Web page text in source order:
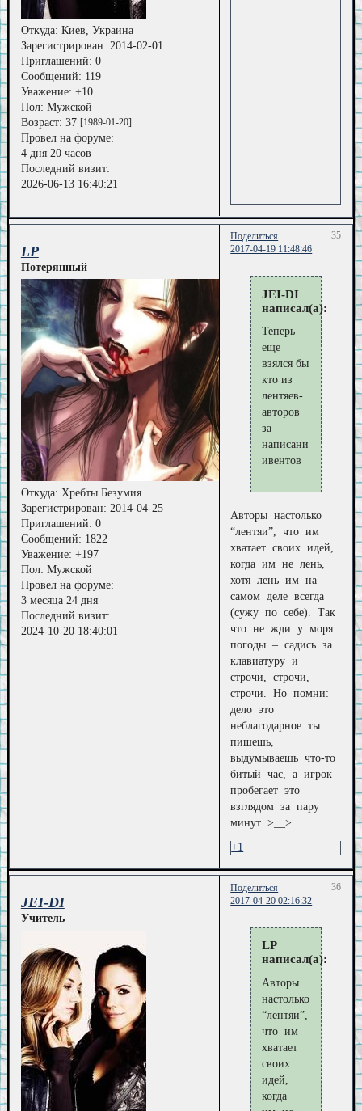
Откуда: Киев, Украина
Зарегистрирован: 2014-02-01
Приглашений: 0
Сообщений: 119
Уважение: +10
Пол: Мужской
Возраст: 37 [1989-01-20]
Провел на форуме:
4 дня 20 часов
Последний визит:
2026-06-13 16:40:21
Поделиться
35
2017-04-19 11:48:46
LP
Потерянный
Откуда: Хребты Безумия
Зарегистрирован: 2014-04-25
Приглашений: 0
Сообщений: 1822
Уважение: +197
Пол: Мужской
Провел на форуме:
3 месяца 24 дня
Последний визит:
2024-10-20 18:40:01
JEI-DI
написал(а):
Теперь
еще
взялся бы
кто из
лентяев-
авторов
за
написание
ивентов
Авторы настолько
“лентяи”, что им
хватает своих идей,
когда им не лень,
хотя лень им на
самом деле всегда
(сужу по себе). Так
что не жди у моря
погоды – садись за
клавиатуру и
строчи, строчи,
строчи. Но помни:
дело это
неблагодарное ты
пишешь,
выдумываешь что-то
битый час, а игрок
пробегает это
взглядом за пару
минут >__>
+1
Поделиться
36
2017-04-20 02:16:32
JEI-DI
Учитель
LP
написал(а):
Авторы
настолько
“лентяи”,
что им
хватает
своих
идей,
когда